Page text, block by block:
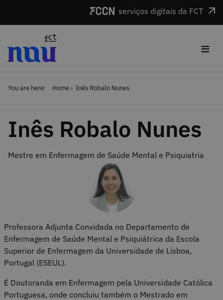
serviços digitais da FCT
≡
You are here: Home Inês Robalo Nunes
Inês Robalo Nunes
Mestre em Enfermagem de Saúde Mental e Psiquiatria
Professora Adjunta Convidada no Departamento de
Enfermagem de Saúde Mental e Psiquiátrica da Escola
Superior de Enfermagem da Universidade de Lisboa,
Portugal (ESEUL).
É Doutoranda em Enfermagem pela Universidade Católica
Portuguesa, onde concluiu também o Mestrado em